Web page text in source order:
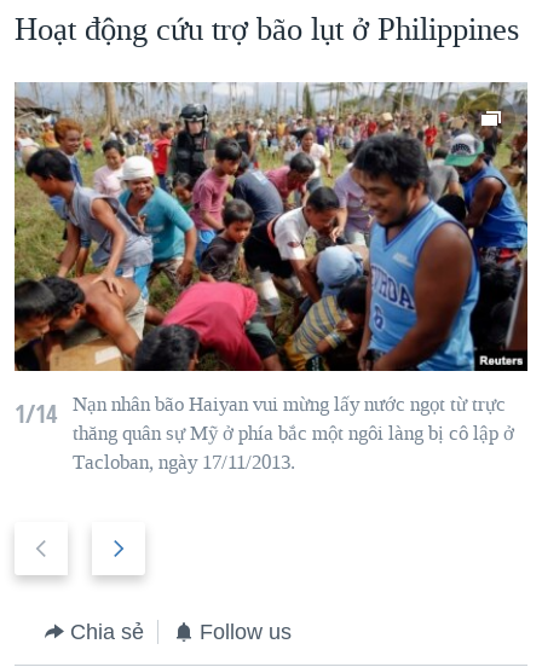
Hoạt động cứu trợ bão lụt ở Philippines
1/14 Nạn nhânbãoHaiyanvui mừng lấy nước ngọt từtrực
thăngquân sựMỹở phía bắc một ngôi làngbị cô lậpở
Tacloban, ngày 17/11/2013.
r
e
t
Chia sẻ Follow us